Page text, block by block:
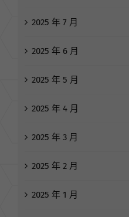
2025 年 7 月
2025 年 6 月
2025 年 5 月
2025 年 4 月
2025 年 3 月
2025 年 2 月
2025 年 1 月